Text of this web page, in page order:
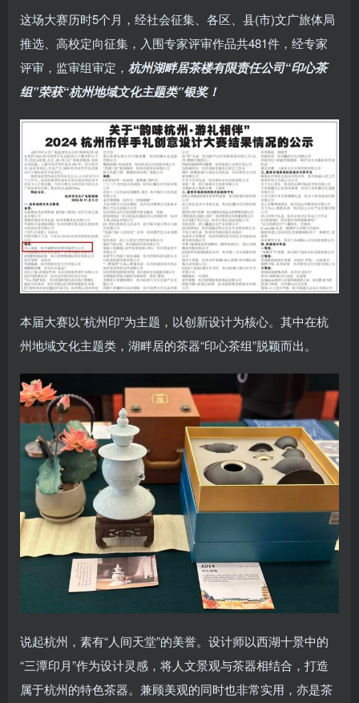
这场大赛历时5个月，经社会征集、各区、县(市)文广旅体局
推选、高校定向征集，入围专家评审作品共481件，经专家
评审，监审组审定， 杭州湖畔居茶楼有限责任公司“印心茶
组”荣获“杭州地域文化主题类”银奖！
本届大赛以“杭州印”为主题，以创新设计为核心。其中在杭
州地域文化主题类，湖畔居的茶器“印心茶组”脱颖而出。
说起杭州，素有“人间天堂”的美誉。设计师以西湖十景中的
“三潭印月”作为设计灵感，将人文景观与茶器相结合，打造
属于杭州的特色茶器。兼顾美观的同时也非常实用，亦是茶